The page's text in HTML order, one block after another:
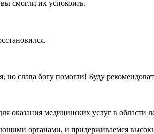
смогли их успокоить.
но слава богу помогли! Буду
оказания медицинских услуг в области
органами, и придерживаемся